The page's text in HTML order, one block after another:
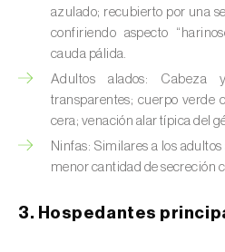
Barrenador del té (
fornicatior, E. perbrevis e
Barrenador del tomate (
elegantalis)
Barrenillo del almendro (
Barrenillo grabador (Ips
azulado; recubierto por una
confiriendo aspecto
cauda pálida.
Adultos alados: Cabeza
transparentes; cuerpo verde
cera; venación alar típica del
Ninfas: Similares a los
menor cantidad de secreción
3. Hospedantes